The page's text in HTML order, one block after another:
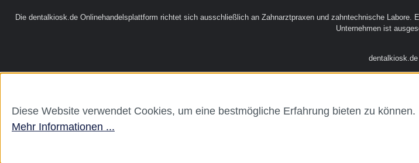
Die dentalkiosk.de Onlinehandelsplattform richtet sich ausschließlich an Zahnarztpraxen und zahntechnische
Unternehmen ist
dentalkiosk.de
Diese Website verwendet Cookies, um eine bestmögliche Erfahrung bieten zu können.
Mehr Informationen ...